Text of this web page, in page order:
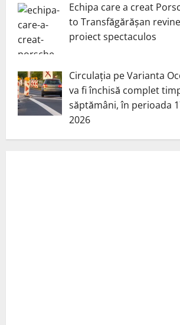
Echipa care a creat
to Transfăgărășan
proiect spectaculos
Circulația pe Varianta
va fi închisă complet
săptămâni, în perioada
2026